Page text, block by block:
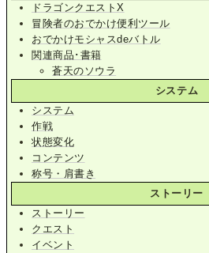
ドラゴンクエストX
冒険者のおでかけ便利ツール
おでかけモシャスdeバトル
関連商品･書籍
蒼天のソウラ
システム
システム
作戦
状態変化
コンテンツ
称号・肩書き
ストーリー
ストーリー
クエスト
イベント